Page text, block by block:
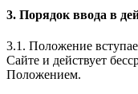
3. Порядок ввода в
3.1. Положение
Сайте и действует
Положением.